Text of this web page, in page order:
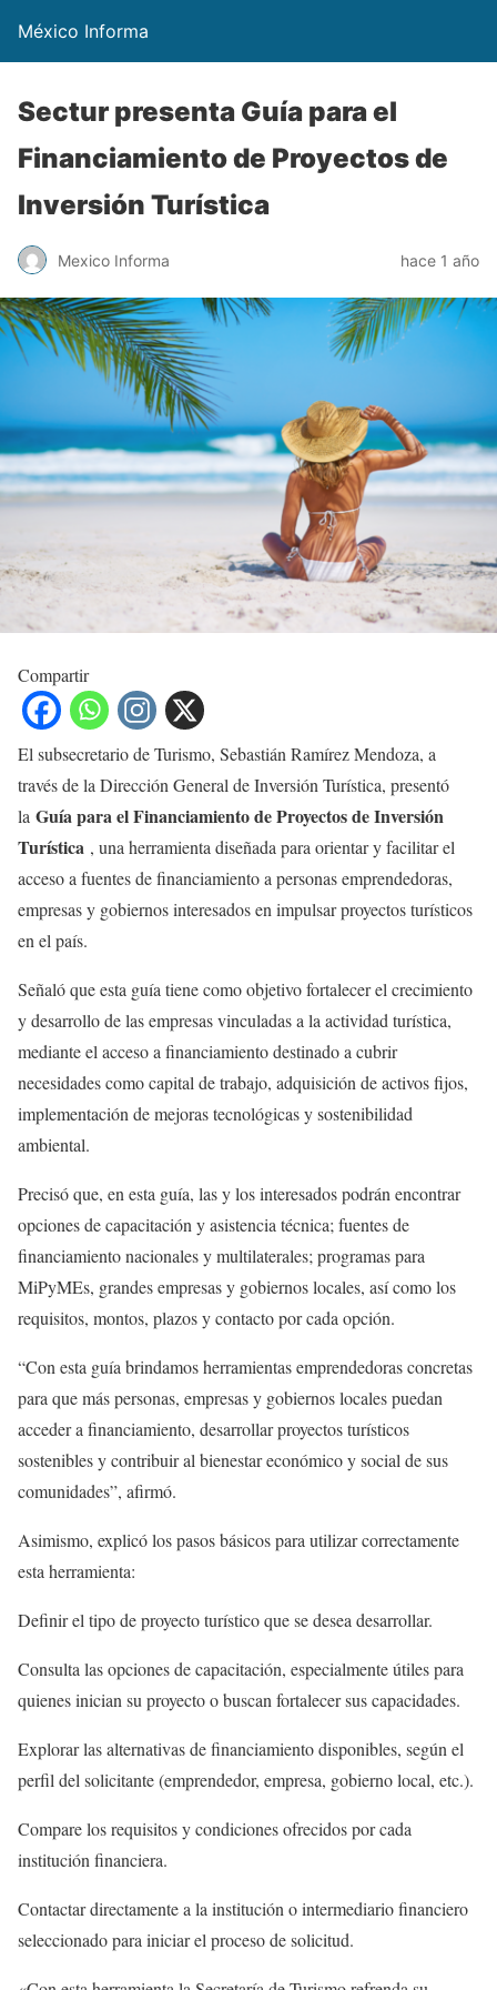
México Informa
Sectur presenta Guía para el
Financiamiento de Proyectos de
Inversión Turística
Mexico Informa hace 1 año
Compartir
El subsecretario de Turismo, Sebastián Ramírez Mendoza, a
través de la Dirección General de Inversión Turística, presentó
la Guía para el Financiamiento de Proyectos de Inversión
Turística , una herramienta diseñada para orientar y facilitar el
acceso a fuentes de financiamiento a personas emprendedoras,
empresas y gobiernos interesados en impulsar proyectos turísticos
en el país.
Señaló que esta guía tiene como objetivo fortalecer el crecimiento
y desarrollo de las empresas vinculadas a la actividad turística,
mediante el acceso a financiamiento destinado a cubrir
necesidades como capital de trabajo, adquisición de activos fijos,
implementación de mejoras tecnológicas y sostenibilidad
ambiental.
Precisó que, en esta guía, las y los interesados podrán encontrar
opciones de capacitación y asistencia técnica; fuentes de
financiamiento nacionales y multilaterales; programas para
MiPyMEs, grandes empresas y gobiernos locales, así como los
requisitos, montos, plazos y contacto por cada opción.
“Con esta guía brindamos herramientas emprendedoras concretas
para que más personas, empresas y gobiernos locales puedan
acceder a financiamiento, desarrollar proyectos turísticos
sostenibles y contribuir al bienestar económico y social de sus
comunidades”, afirmó.
Asimismo, explicó los pasos básicos para utilizar correctamente
esta herramienta:
Definir el tipo de proyecto turístico que se desea desarrollar.
Consulta las opciones de capacitación, especialmente útiles para
quienes inician su proyecto o buscan fortalecer sus capacidades.
Explorar las alternativas de financiamiento disponibles, según el
perfil del solicitante (emprendedor, empresa, gobierno local, etc.).
Compare los requisitos y condiciones ofrecidos por cada
institución financiera.
Contactar directamente a la institución o intermediario financiero
seleccionado para iniciar el proceso de solicitud.